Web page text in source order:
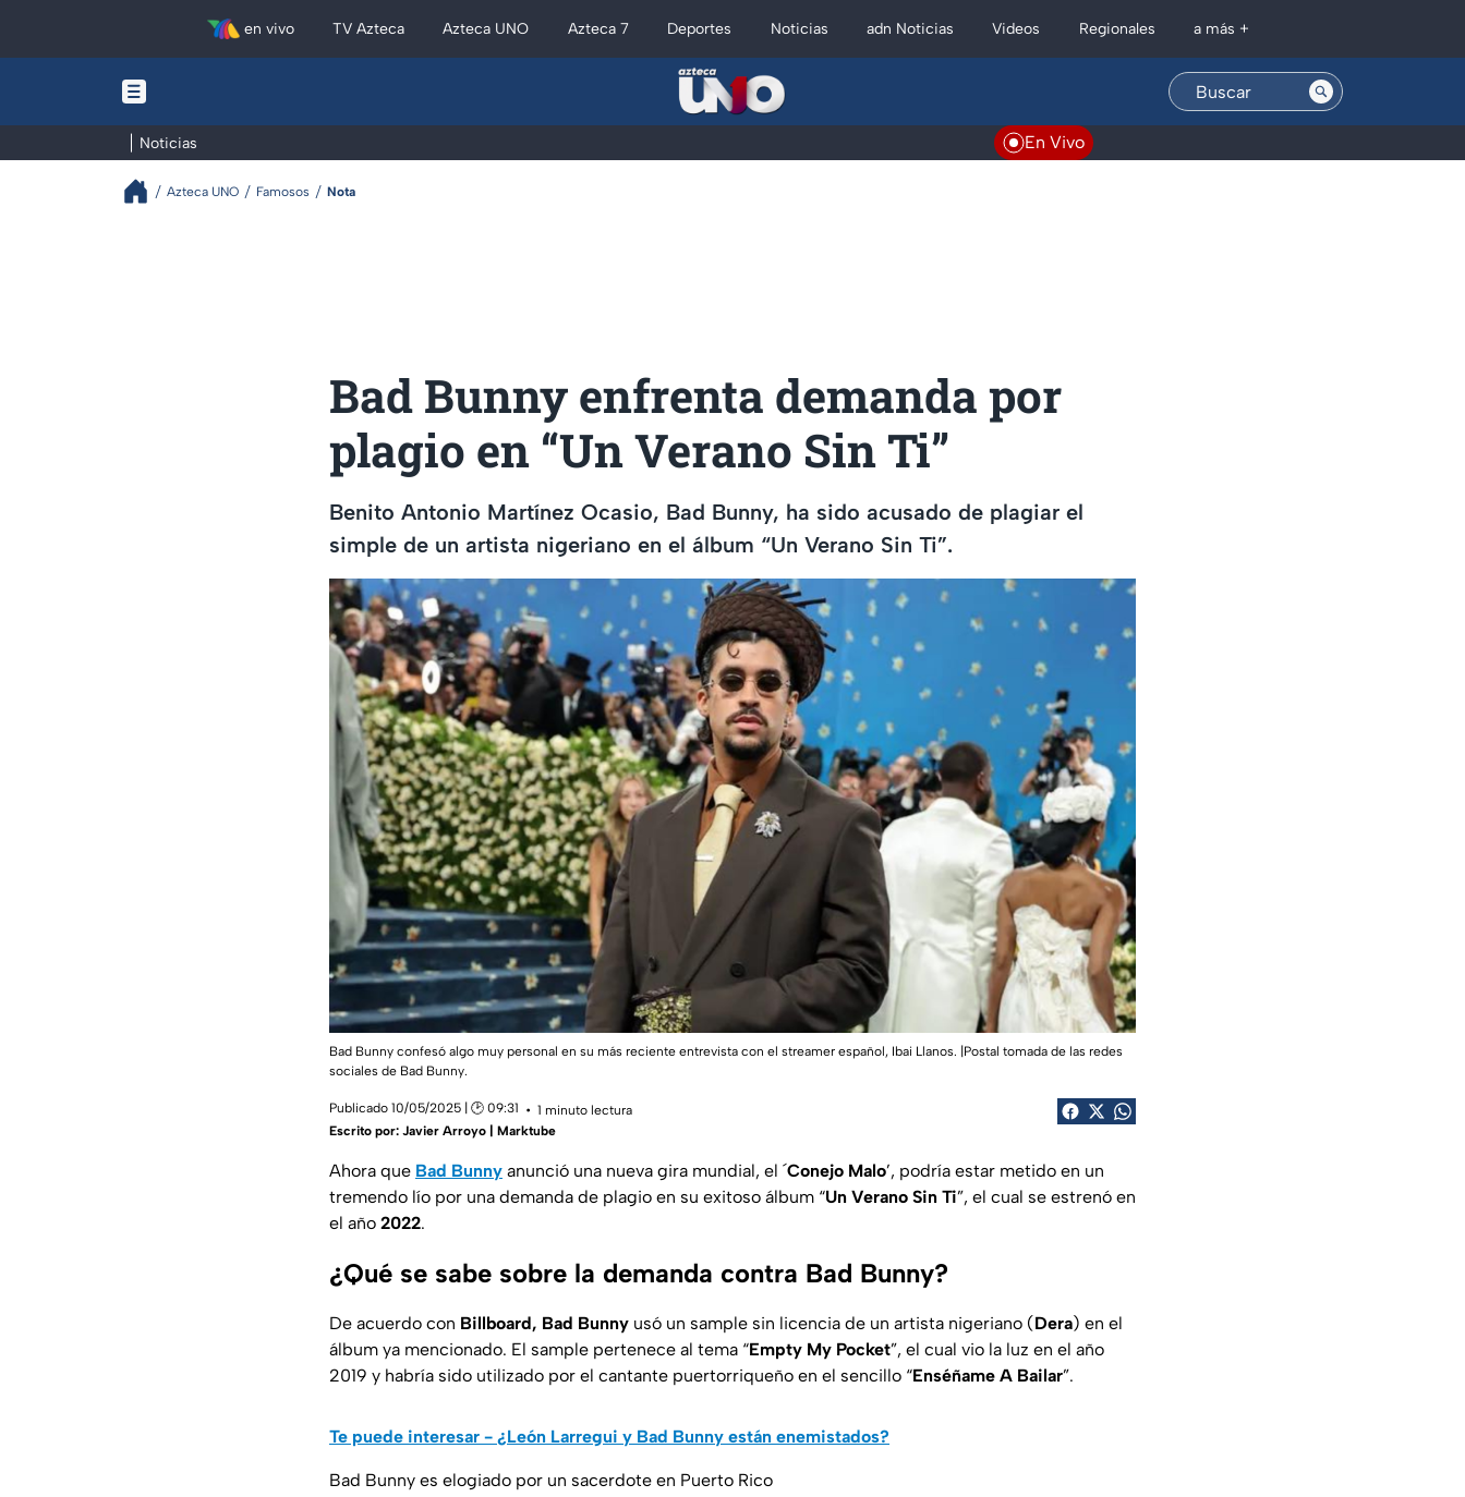
en vivo TV Azteca Azteca UNO Azteca 7 Deportes Noticias adn Noticias Videos Regionales a más +
Noticias En Vivo
Azteca UNO Famosos Nota
Bad Bunny enfrenta demanda por
plagio en “Un Verano Sin Ti”
Benito Antonio Martínez Ocasio, Bad Bunny, ha sido acusado de plagiar el
simple de un artista nigeriano en el álbum “Un Verano Sin Ti”.
Bad Bunny confesó algo muy personal en su más reciente entrevista con el streamer español, Ibai Llanos. |Postal tomada de las redes
sociales de Bad Bunny.
Publicado 10/05/2025 | 🕑 09:31
1 minuto lectura
Escrito por: Javier Arroyo | Marktube
Ahora que Bad Bunny anunció una nueva gira mundial, el ´Conejo Malo’, podría estar metido en un
tremendo lío por una demanda de plagio en su exitoso álbum “Un Verano Sin Ti”, el cual se estrenó en
el año 2022.
¿Qué se sabe sobre la demanda contra Bad Bunny?
De acuerdo con Billboard, Bad Bunny usó un sample sin licencia de un artista nigeriano (Dera) en el
álbum ya mencionado. El sample pertenece al tema “Empty My Pocket”, el cual vio la luz en el año
2019 y habría sido utilizado por el cantante puertorriqueño en el sencillo “Enséñame A Bailar”.
Te puede interesar - ¿León Larregui y Bad Bunny están enemistados?
Bad Bunny es elogiado por un sacerdote en Puerto Rico